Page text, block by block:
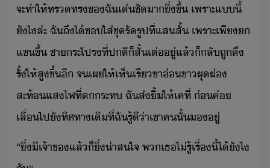
จะ​ทำให้​ทรทร​ข​ฉั​เ่ชั​าิ่ขึ้​ ​เพราะ​แี้​
ัไ​ล่ะ​ ​ฉั​ถึ​ไ้​ช​ใส่​ชุ​รัรูป​ที่​แส​สั้​ ​เพราะ​เพี​​
แข​ขึ้​ ​ชาระโปร​ที่​ปติ​็​สั้​เต่​ู่​แล้็​ลั​ถู​ึ​
รั้​ให้​สู​ขึ้​ี​ ​จ​เผ​ให้​เห็​เรี​ขา่​ขา​ผุผ่​
สะท้​แสไฟ​ที่​ตระ​ท​ ​ฉั​ส่​ิ้​ให้​เค​ที่​ ​่​ค่​
เลื่​ไป​ั​ทิศทา​เิที​่​ฉั​รู้ี​่า​เขา​ค​ั้​​ู่
“​ิ่​ีเจ้าข​แล้็​ิ่​่าสใจ​ ​พ​เธ​ไ่รู้​เรื่​ี้​ไ้​ัไ​